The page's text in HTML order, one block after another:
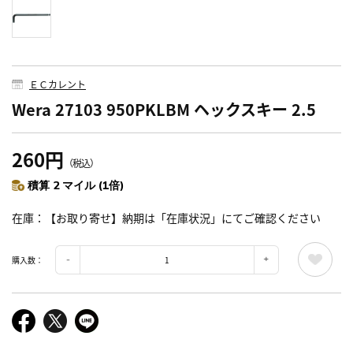
ＥＣカレント
Wera 27103 950PKLBM ヘックスキー 2.5
260円 （税込）
積算 2 マイル (1倍)
在庫 【お取り寄せ】納期は「在庫状況」にてご確認ください
購入数：